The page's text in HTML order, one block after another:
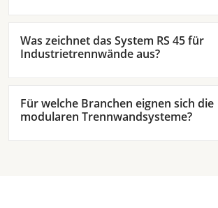
Was zeichnet das System RS 45 für
Industrietrennwände aus?
Für welche Branchen eignen sich die
modularen Trennwandsysteme?